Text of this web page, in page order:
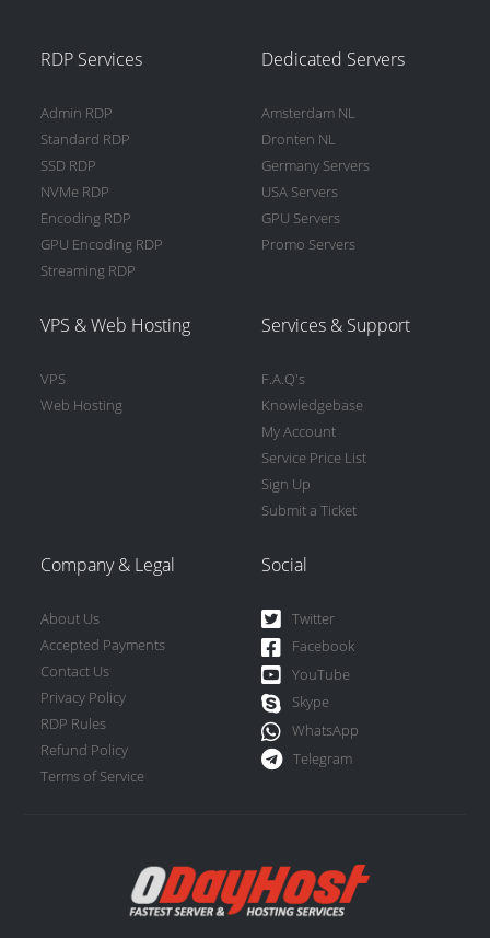
RDP Services
Admin RDP
Standard RDP
SSD RDP
NVMe RDP
Encoding RDP
GPU Encoding RDP
Streaming RDP
Dedicated Servers
Amsterdam NL
Dronten NL
Germany Servers
USA Servers
GPU Servers
Promo Servers
VPS & Web Hosting
VPS
Web Hosting
Services & Support
F.A.Q's
Knowledgebase
My Account
Service Price List
Sign Up
Submit a Ticket
Company & Legal
About Us
Accepted Payments
Contact Us
Privacy Policy
RDP Rules
Refund Policy
Terms of Service
Social
Twitter
Facebook
YouTube
Skype
WhatsApp
Telegram